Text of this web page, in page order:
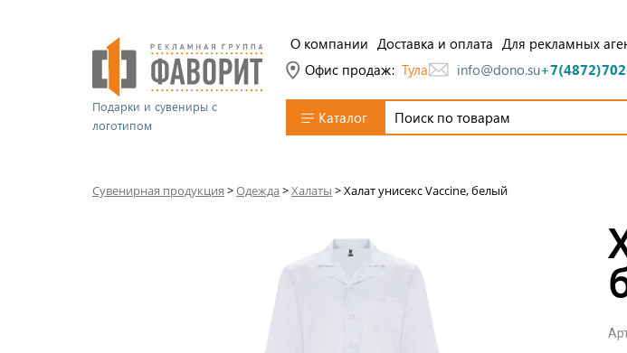
Подарки и сувениры с
логотипом
О компании Доставка и оплата Для рекламных
Офис продаж: Тула info@dono.su
Каталог
Сувенирная продукция >Одежда>Халаты >Халат унисекс Vaccine, белый